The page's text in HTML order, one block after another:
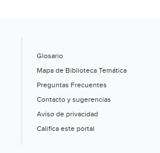
Glosario
Mapa de Biblioteca Temática
Preguntas Frecuentes
Contacto y sugerencias
Aviso de privacidad
Califica este portal